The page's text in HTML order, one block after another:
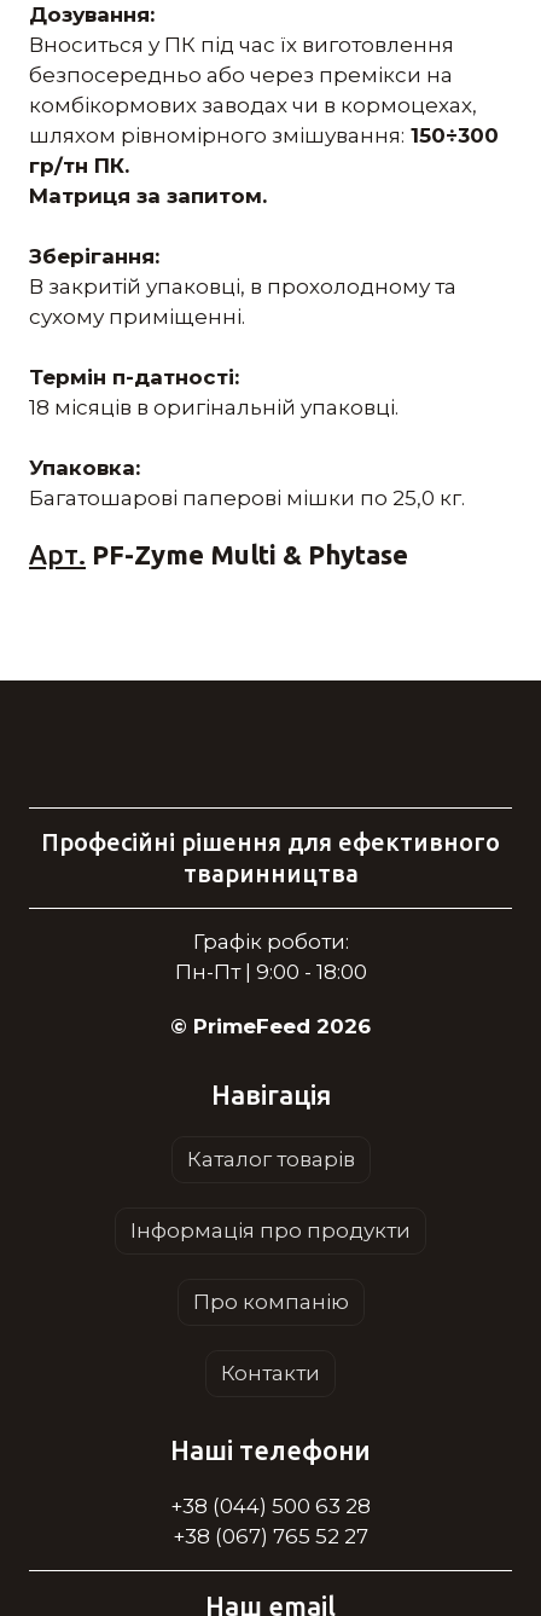
Дозування:
Вноситься у ПК під час їх виготовлення
безпосередньо або через премікси на
комбікормових заводах чи в кормоцехах,
шляхом рівномірного змішування: 150÷300
гр/тн ПК.
Матриця за запитом.
Зберігання:
В закритій упаковці, в прохолодному та
сухому приміщенні.
Термін п-датності:
18 місяців в оригінальній упаковці.
Упаковка:
Багатошарові паперові мішки по 25,0 кг.
Арт. PF-Zyme Multi & Phytase
Професійні рішення для ефективного
тваринництва
Графік роботи:
Пн-Пт | 9:00 - 18:00
© PrimeFeed 2026
Навігація
Каталог товарів
Інформація про продукти
Про компанію
Контакти
Наші телефони
+38 (044) 500 63 28
+38 (067) 765 52 27
Наш email